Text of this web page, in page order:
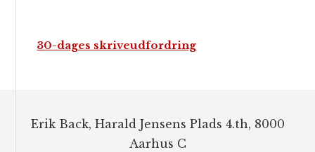
30-dages skriveudfordring
Erik Back, Harald Jensens Plads 4.th, 8000
Aarhus C